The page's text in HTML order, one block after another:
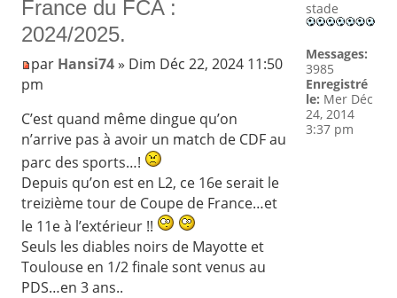
France du FCA :
2024/2025.
par Hansi74» Dim Déc 22, 2024 11:50
pm
C’est quand même dingue qu’on
n’arrive pas à avoir un match de CDF au
parc des sports…!
Depuis qu’on est en L2, ce 16e serait le
treizième tour de Coupe de France…et
le 11e à l’extérieur !!
Seuls les diables noirs de Mayotte et
Toulouse en 1/2 finale sont venus au
PDS…en 3 ans..
stade
Messages:
3985
Enregistré
le: Mer Déc
24, 2014
3:37 pm